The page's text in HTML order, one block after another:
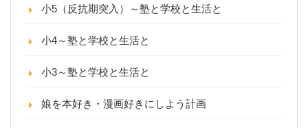
小5（反抗期突入）～塾と学校と生活と
小4～塾と学校と生活と
小3～塾と学校と生活と
娘を本好き・漫画好きにしよう計画